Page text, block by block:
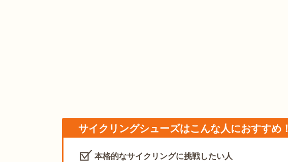
サイクリングシューズはこんな人におすすめ！
本格的なサイクリングに挑戦したい人